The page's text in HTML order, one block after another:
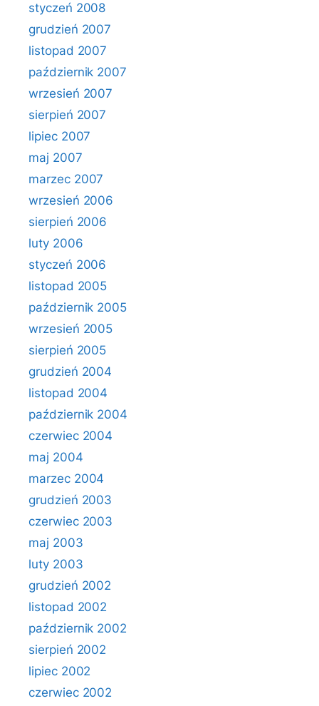
styczeń 2008
grudzień 2007
listopad 2007
październik 2007
wrzesień 2007
sierpień 2007
lipiec 2007
maj 2007
marzec 2007
wrzesień 2006
sierpień 2006
luty 2006
styczeń 2006
listopad 2005
październik 2005
wrzesień 2005
sierpień 2005
grudzień 2004
listopad 2004
październik 2004
czerwiec 2004
maj 2004
marzec 2004
grudzień 2003
czerwiec 2003
maj 2003
luty 2003
grudzień 2002
listopad 2002
październik 2002
sierpień 2002
lipiec 2002
czerwiec 2002